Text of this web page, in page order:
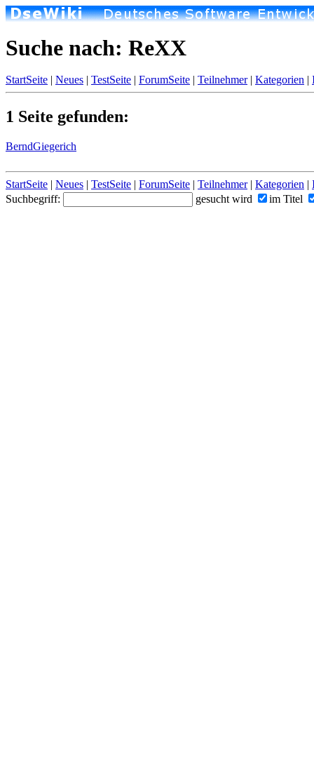
Suche nach: ReXX
StartSeite | Neues | TestSeite | ForumSeite | Teilnehmer| Kategorien |
1 Seite gefunden:
BerndGiegerich
StartSeite | Neues | TestSeite | ForumSeite | Teilnehmer| Kategorien |
Suchbegriff:
gesucht wird im Titel